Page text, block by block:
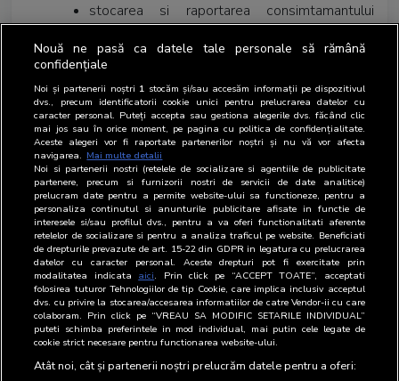
stocarea si raportarea consimtamantului
tool online pentru administrarea si
configurarea dialogului de consimtamant
afisat utilizatorilor;
functionalitatea necesara pentru respectarea
drepturilor utilizatorilor conform prevederilor
GDPR.
Daca doriti sa beneficiati de SATI PMC, ne puteti trimite
solicitarea dumneavoastra accesand butonul la
suport[at]brat[punct].ro sau
andra_lacraru[at]brat[punct].ro
Daca doriti sa consultati recomandarea de implementare
SATI PMC avizata de catre ANSPCDP puteti accesa
Recomandarea de implementare SATI PMC
Nouă ne pasă ca datele tale personale să rămână
confidențiale
Noi și partenerii noștri 1 stocăm și/sau accesăm informații pe dispozitivul
dvs., precum identificatorii cookie unici pentru prelucrarea datelor cu
caracter personal. Puteți accepta sau gestiona alegerile dvs. făcând clic
mai jos sau în orice moment, pe pagina cu politica de confidențialitate.
Aceste alegeri vor fi raportate partenerilor noștri și nu vă vor afecta
navigarea. Mai multe detalii
Noi si partenerii nostri (retelele de socializare si agentiile de publicitate
partenere, precum si furnizorii nostri de servicii de date analitice)
prelucram date pentru a permite website-ului sa functioneze, pentru a
personaliza continutul si anunturile publicitare afisate in functie de
interesele si/sau profilul dvs., pentru a va oferi functionalitati aferente
retelelor de socializare si pentru a analiza traficul pe website. Beneficiati
de drepturile prevazute de art. 15-22 din GDPR in legatura cu prelucrarea
datelor cu caracter personal. Aceste drepturi pot fi exercitate prin
modalitatea indicata aici. Prin click pe “ACCEPT TOATE”, acceptati
folosirea tuturor Tehnologiilor de tip Cookie, care implica inclusiv acceptul
dvs. cu privire la stocarea/accesarea informatiilor de catre Vendor-ii cu care
colaboram. Prin click pe “VREAU SA MODIFIC SETARILE INDIVIDUAL”
puteti schimba preferintele in mod individual, mai putin cele legate de
cookie strict necesare pentru functionarea website-ului.
Atât noi, cât și partenerii noștri prelucrăm datele pentru a oferi: